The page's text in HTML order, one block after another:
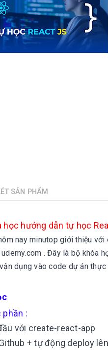
SẢN PHẨM
học hướng dẫn tự học
nay minutop giới thiệu
. Đây là bộ khóa
dụng vào code dự án
phần :
với create-react-app
+ tự động deploy